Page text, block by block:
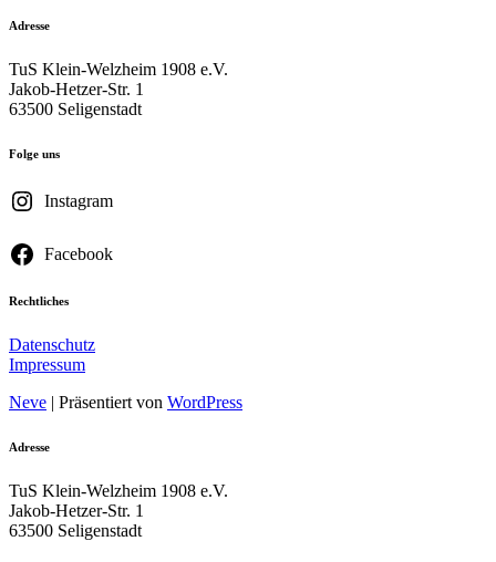
Adresse
TuS Klein-Welzheim 1908 e.V.
Jakob-Hetzer-Str. 1
63500 Seligenstadt
Folge uns
Instagram
Facebook
Rechtliches
Datenschutz
Impressum
Neve | Präsentiert von WordPress
Adresse
TuS Klein-Welzheim 1908 e.V.
Jakob-Hetzer-Str. 1
63500 Seligenstadt